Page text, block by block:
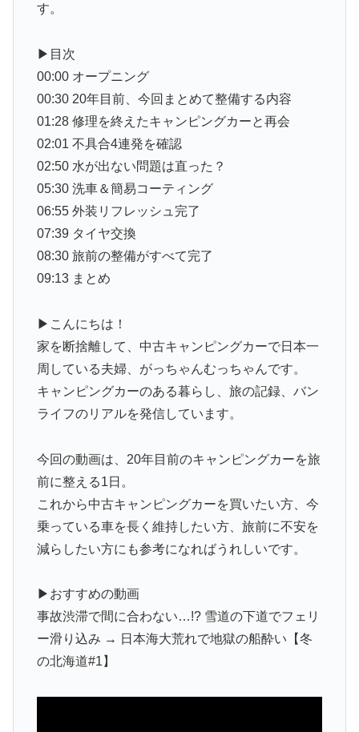
す。
▶目次
00:00 オープニング
00:30 20年目前、今回まとめて整備する内容
01:28 修理を終えたキャンピングカーと再会
02:01 不具合4連発を確認
02:50 水が出ない問題は直った？
05:30 洗車＆簡易コーティング
06:55 外装リフレッシュ完了
07:39 タイヤ交換
08:30 旅前の整備がすべて完了
09:13 まとめ
▶こんにちは！
家を断捨離して、中古キャンピングカーで日本一
周している夫婦、がっちゃんむっちゃんです。
キャンピングカーのある暮らし、旅の記録、バン
ライフのリアルを発信しています。
今回の動画は、20年目前のキャンピングカーを旅
前に整える1日。
これから中古キャンピングカーを買いたい方、今
乗っている車を長く維持したい方、旅前に不安を
減らしたい方にも参考になればうれしいです。
▶おすすめの動画
事故渋滞で間に合わない…!? 雪道の下道でフェリ
ー滑り込み → 日本海大荒れで地獄の船酔い【冬
の北海道#1】